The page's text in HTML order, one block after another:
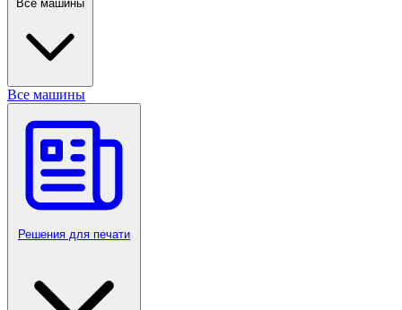
Все машины
Все машины
Решения для печати